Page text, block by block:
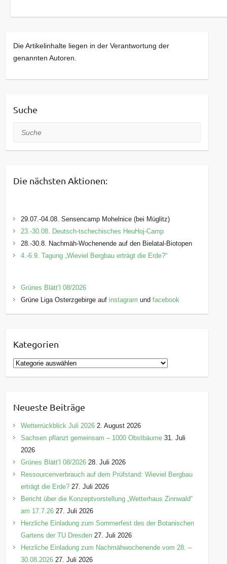
Die Artikelinhalte liegen in der Verantwortung der
genannten Autoren.
Suche
Suche
Die nächsten Aktionen:
29.07.-04.08. Sensencamp Mohelnice (bei Müglitz)
23.-30.08. Deutsch-tschechisches HeuHoj-Camp
28.-30.8. Nachmäh-Wochenende auf den Bielatal-Biotopen
4.-6.9. Tagung „Wieviel Bergbau erträgt die Erde?“
Grünes Blätt’l 08/2026
Grüne Liga Osterzgebirge auf instagram undfacebook
Kategorien
K
a
g
o
r
e
n
Neueste Beiträge
Wetterrückblick Juli 2026 2. August 2026
Sachsen pflanzt gemeinsam – 1000 Obstbäume 31. Juli
2026
Grünes Blätt’l 08/2026 28. Juli 2026
Ressourcenverbrauch auf dem Prüfstand: Wieviel Bergbau
erträgt die Erde? 27. Juli 2026
Bericht über die Konzeptvorstellung „Wetterhaus Zinnwald“
am 17.7.26 27. Juli 2026
Herzliche Einladung zum Sommerfest des der Botanischen
Gartens der TU Dresden 27. Juli 2026
Herzliche Einladung zum Nachmähwochenende vom 28. –
30.08.2026 27. Juli 2026